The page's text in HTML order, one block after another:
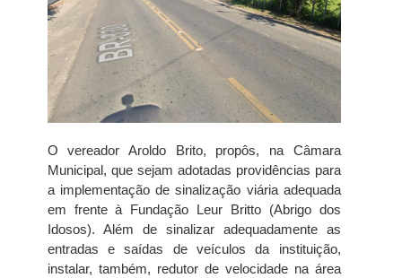
O vereador Aroldo Brito, propôs, na Câmara
Municipal, que sejam adotadas providências para
a implementação de sinalização viária adequada
em frente à Fundação Leur Britto (Abrigo dos
Idosos). Além de sinalizar adequadamente as
entradas e saídas de veículos da instituição,
instalar, também, redutor de velocidade na área